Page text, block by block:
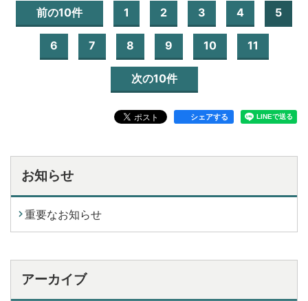
前の10件 1 2 3 4 5
6 7 8 9 10 11
次の10件
シェアする
お知らせ
重要なお知らせ
アーカイブ